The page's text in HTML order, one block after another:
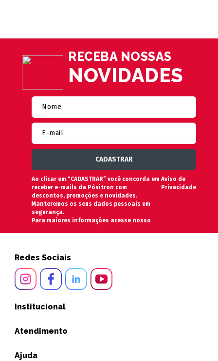
RECEBA NOSSAS
NOVIDADES
Ao clicar em “CADASTRAR” você concorda em
receber e-mails da Pósitron com
descontos, promoções e novidades.
Manteremos os seus dados pessoais em
segurança.
Para maiores informações acesse nosso
Aviso de
Privacidade
Redes Sociais
Institucional
Atendimento
Ajuda